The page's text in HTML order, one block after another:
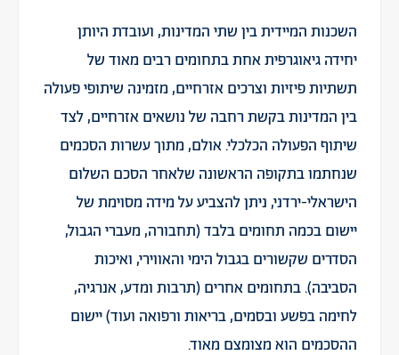
השכנות המיידית בין שתי המדינות, ועובדת היותן
יחידה גיאוגרפית אחת בתחומים רבים מאוד של
תשתיות פיזיות וצרכים אזרחיים, מזמינה שיתופי פעולה
בין המדינות בקשת רחבה של נושאים אזרחיים, לצד
שיתוף הפעולה הכלכלי. אולם, מתוך עשרות הסכמים
שנחתמו בתקופה הראשונה שלאחר הסכם השלום
הישראלי-ירדני, ניתן להצביע על מידה מסוימת של
יישום בכמה תחומים בלבד (תחבורה, מעברי הגבול,
הסדרים שקשורים בגבול הימי והאווירי, ואיכות
הסביבה). בתחומים אחרים (תרבות ומדע, אנרגיה,
לחימה בפשע ובסמים, בריאות ורפואה ועוד) יישום
ההסכמים הוא מצומצם מאוד.